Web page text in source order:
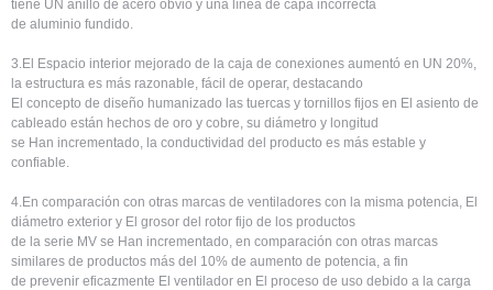
tiene UN anillo de acero obvio y una línea de capa incorrecta
de aluminio fundido.
3.El Espacio interior mejorado de la caja de conexiones aumentó en UN 20%,
la estructura es más razonable, fácil de operar, destacando
El concepto de diseño humanizado las tuercas y tornillos fijos en El asiento de
cableado están hechos de oro y cobre, su diámetro y longitud
se Han incrementado, la conductividad del producto es más estable y
confiable.
4.En comparación con otras marcas de ventiladores con la misma potencia, El
diámetro exterior y El grosor del rotor fijo de los productos
de la serie MV se Han incrementado, en comparación con otras marcas
similares de productos más del 10% de aumento de potencia, a fin
de prevenir eficazmente El ventilador en El proceso de uso debido a la carga